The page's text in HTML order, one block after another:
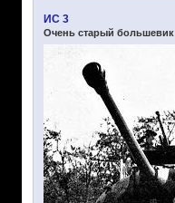
ИС 3
Очень старый большевик